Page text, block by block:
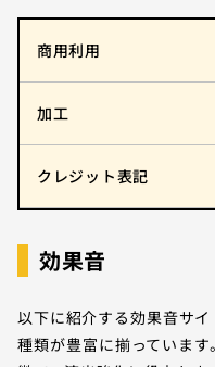
商用利用
加工
クレジット表記
効果音
以下に紹介する効果音サ
種類が豊富に揃っていま